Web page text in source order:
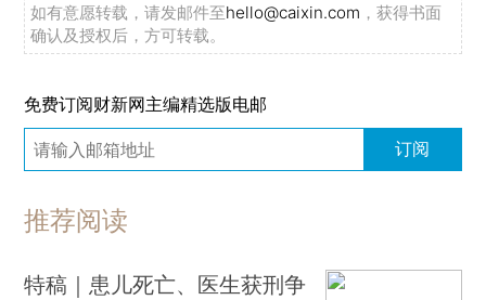
如有意愿转载，请发邮件至hello@caixin.com ，获得书面
确认及授权后，方可转载。
免费订阅财新网主编精选版电邮
订阅
推荐阅读
特稿｜患儿死亡、医生获刑争